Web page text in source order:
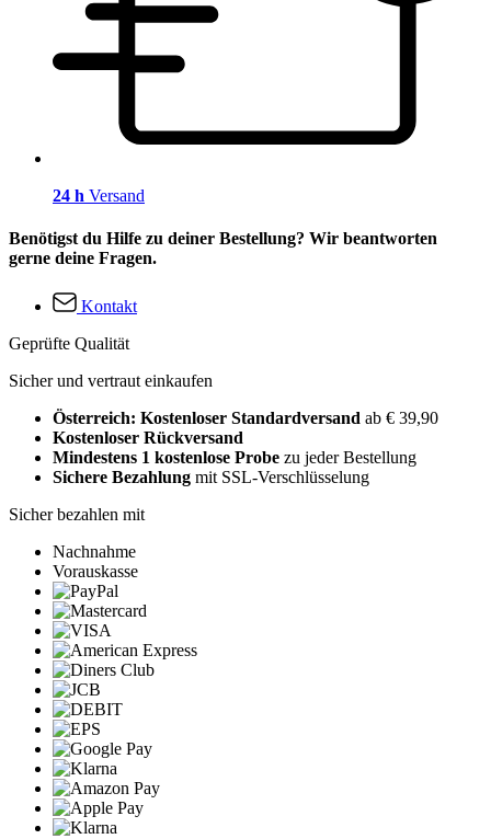
24 h Versand
Benötigst du Hilfe zu deiner Bestellung? Wir beantworten
gerne deine Fragen.
Kontakt
Geprüfte Qualität
Sicher und vertraut einkaufen
Österreich: Kostenloser Standardversand ab € 39,90
Kostenloser Rückversand
Mindestens 1 kostenlose Probe zu jeder Bestellung
Sichere Bezahlung mit SSL-Verschlüsselung
Sicher bezahlen mit
Nachnahme
Vorauskasse